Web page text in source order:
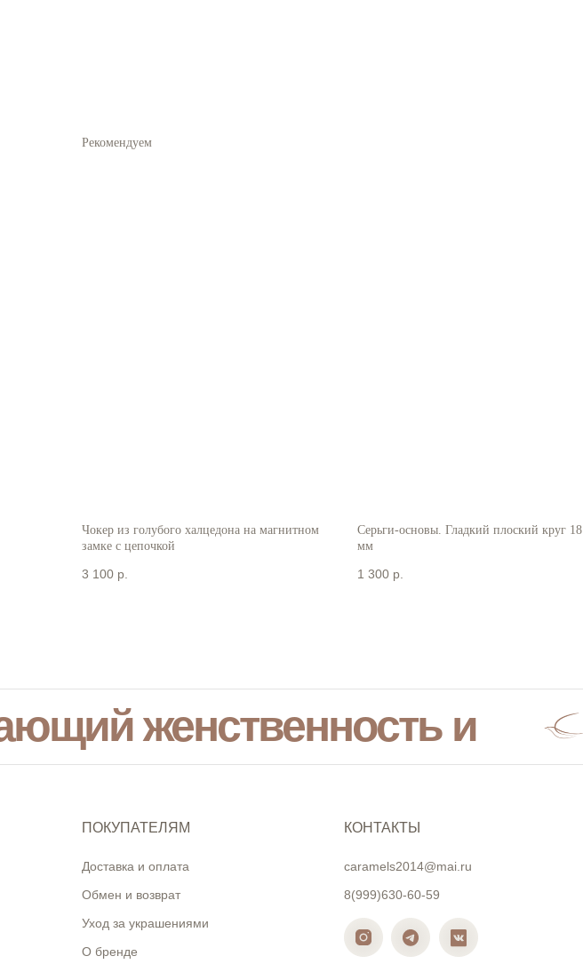
Рекомендуем
Чокер из голубого халцедона на магнитном
замке с цепочкой
3 100 р.
Серьги-основы. Гладкий плоский круг 18
мм
1 300 р.
ПОКУПАТЕЛЯМ
Доставка и оплата
Обмен и возврат
Уход за украшениями
О бренде
КОНТАКТЫ
caramels2014@mai.ru
8(999)630-60-59
женственность и